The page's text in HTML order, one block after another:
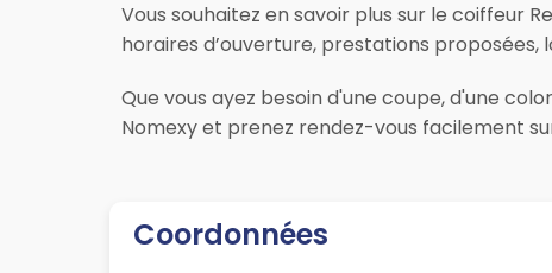
Vous souhaitez en savoir plus sur le coiffeur
horaires d’ouverture, prestations proposées,
Que vous ayez besoin d'une coupe, d'une
Nomexy et prenez rendez-vous facilement
Coordonnées